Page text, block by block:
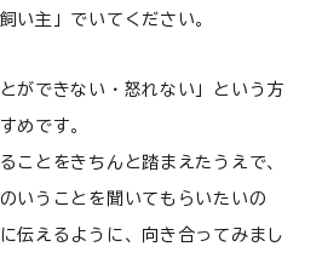
い主」でいてください。
ができない・怒れない」という方
めです。
ことをきちんと踏まえたうえで、
いうことを聞いてもらいたいの
伝えるように、向き合ってみまし